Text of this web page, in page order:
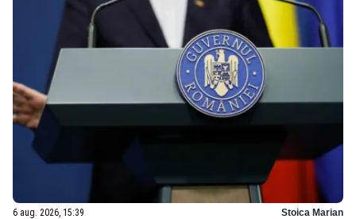
6 aug. 2026, 15:39 Stoica Marian